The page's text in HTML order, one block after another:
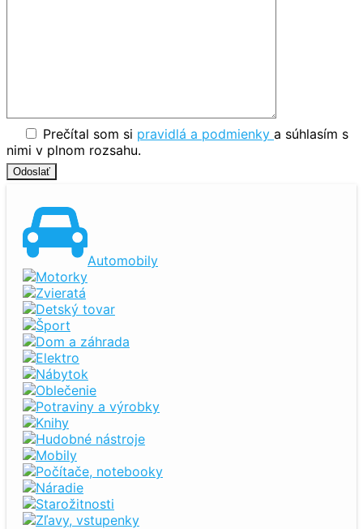
Prečítal som si pravidlá a podmienky a súhlasím s
nimi v plnom rozsahu.
Automobily
Motorky
Zvieratá
Detský tovar
Šport
Dom a záhrada
Elektro
Nábytok
Oblečenie
Potraviny a výrobky
Knihy
Hudobné nástroje
Mobily
Počítače, notebooky
Náradie
Starožitnosti
Zľavy, vstupenky